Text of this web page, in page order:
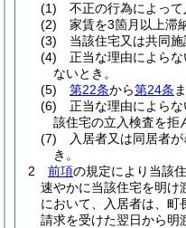
(1)
不正の行為によって
(2)
家賃を3箇月以上滞
(3)
当該住宅又は共同施
(4)
正当な理由によら
ないとき。
(5)
第22条から第24条
(6)
正当な理由によらな
該住宅の立入検査を拒
(7)
入居者又は同居者
き。
2
前項の規定により当該
速やかに当該住宅を明け
において、入居者は、町
請求を受けた翌日から明